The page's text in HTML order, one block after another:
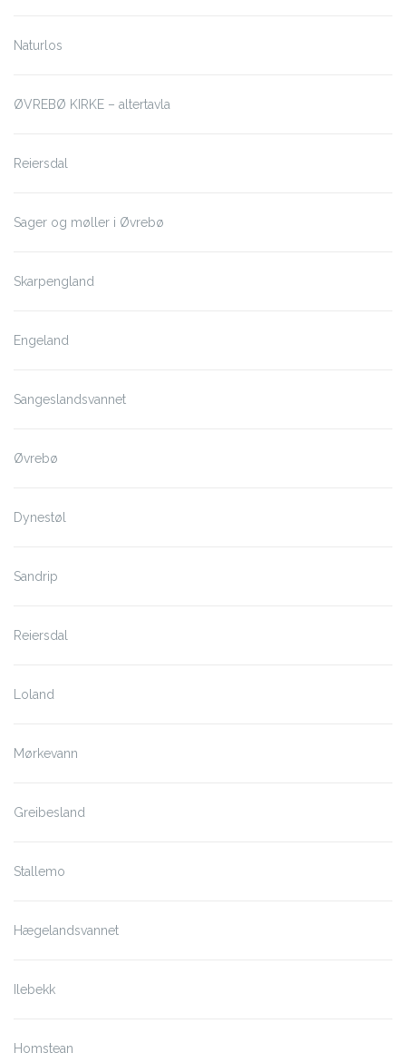
Naturlos
ØVREBØ KIRKE – altertavla
Reiersdal
Sager og møller i Øvrebø
Skarpengland
Engeland
Sangeslandsvannet
Øvrebø
Dynestøl
Sandrip
Reiersdal
Loland
Mørkevann
Greibesland
Stallemo
Hægelandsvannet
Ilebekk
Homstean